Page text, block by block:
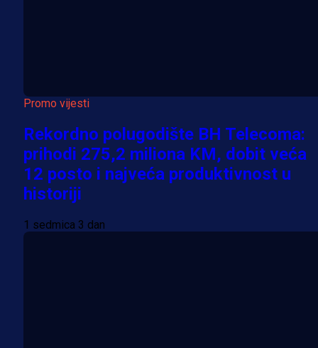
Promo vijesti
Rekordno polugodište BH Telecoma:
prihodi 275,2 miliona KM, dobit veća
12 posto i najveća produktivnost u
historiji
1 sedmica 3 dan